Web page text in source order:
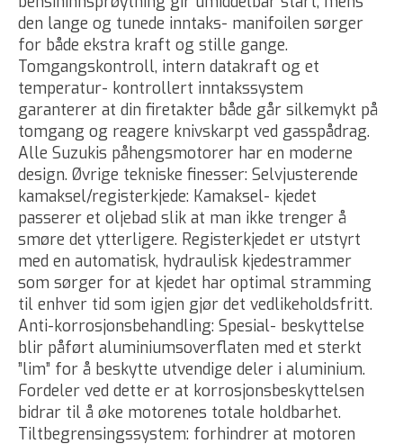
den lange og tunede inntaks- manifoilen sørger
for både ekstra kraft og stille gange.
Tomgangskontroll, intern datakraft og et
temperatur- kontrollert inntakssystem
garanterer at din firetakter både går silkemykt på
tomgang og reagere knivskarpt ved gasspådrag.
Alle Suzukis påhengsmotorer har en moderne
design. Øvrige tekniske finesser: Selvjusterende
kamaksel/registerkjede: Kamaksel- kjedet
passerer et oljebad slik at man ikke trenger å
smøre det ytterligere. Registerkjedet er utstyrt
med en automatisk, hydraulisk kjedestrammer
som sørger for at kjedet har optimal stramming
til enhver tid som igjen gjør det vedlikeholdsfritt.
Anti-korrosjonsbehandling: Spesial- beskyttelse
blir påført aluminiumsoverflaten med et sterkt
”lim” for å beskytte utvendige deler i aluminium.
Fordeler ved dette er at korrosjonsbeskyttelsen
bidrar til å øke motorenes totale holdbarhet.
Tiltbegrensingssystem: forhindrer at motoren